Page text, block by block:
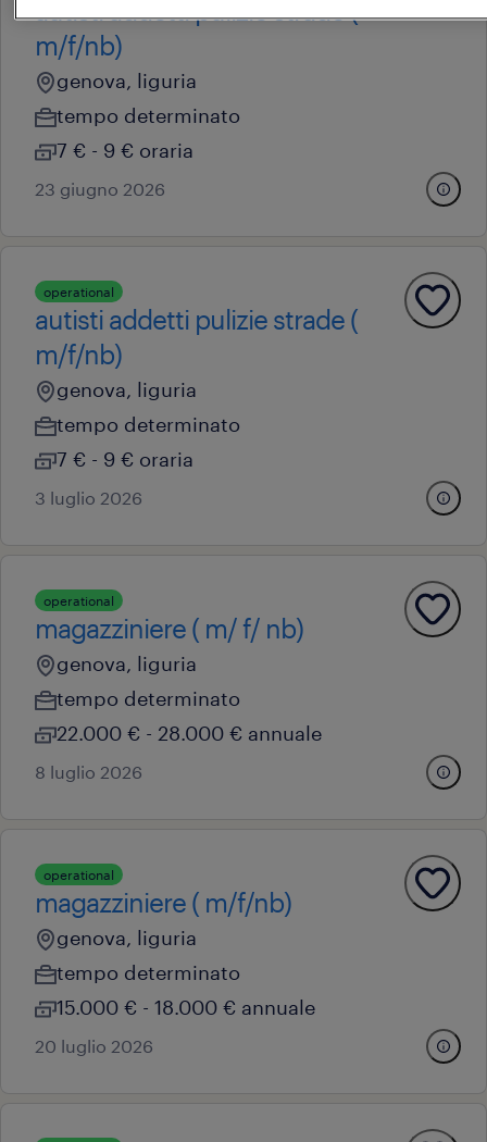
autisti addetti pulizie strade (
m/f/nb)
genova, liguria
tempo determinato
7 € - 9 € oraria
23 giugno 2026
operational
autisti addetti pulizie strade (
m/f/nb)
genova, liguria
tempo determinato
7 € - 9 € oraria
3 luglio 2026
operational
magazziniere ( m/ f/ nb)
genova, liguria
tempo determinato
22.000 € - 28.000 € annuale
8 luglio 2026
operational
magazziniere ( m/f/nb)
genova, liguria
tempo determinato
15.000 € - 18.000 € annuale
20 luglio 2026